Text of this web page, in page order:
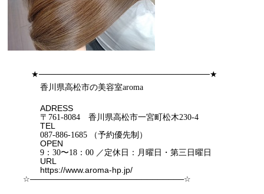
★─────────────────────────────★
香川県高松市の美容室aroma
ADRESS
〒 761-8084 香川県高松市一宮町松木230-4
TEL
087-886-1685 （予約優先制）
OPEN
9 ：30〜18 ：00 ／定休日：月曜日・第三日曜日
URL
https://www.aroma-hp.jp/
☆─────────────────────────────☆